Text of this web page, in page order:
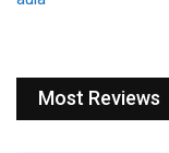
Most Reviews